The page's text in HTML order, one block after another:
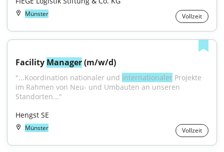
Münster Vollzeit
Facility Manager (m/w/d)
"...Koordination nationaler und internationaler Projekte
im Rahmen von Neu- und Umbauten an unseren
Standorten..."
Hengst SE
Münster Vollzeit